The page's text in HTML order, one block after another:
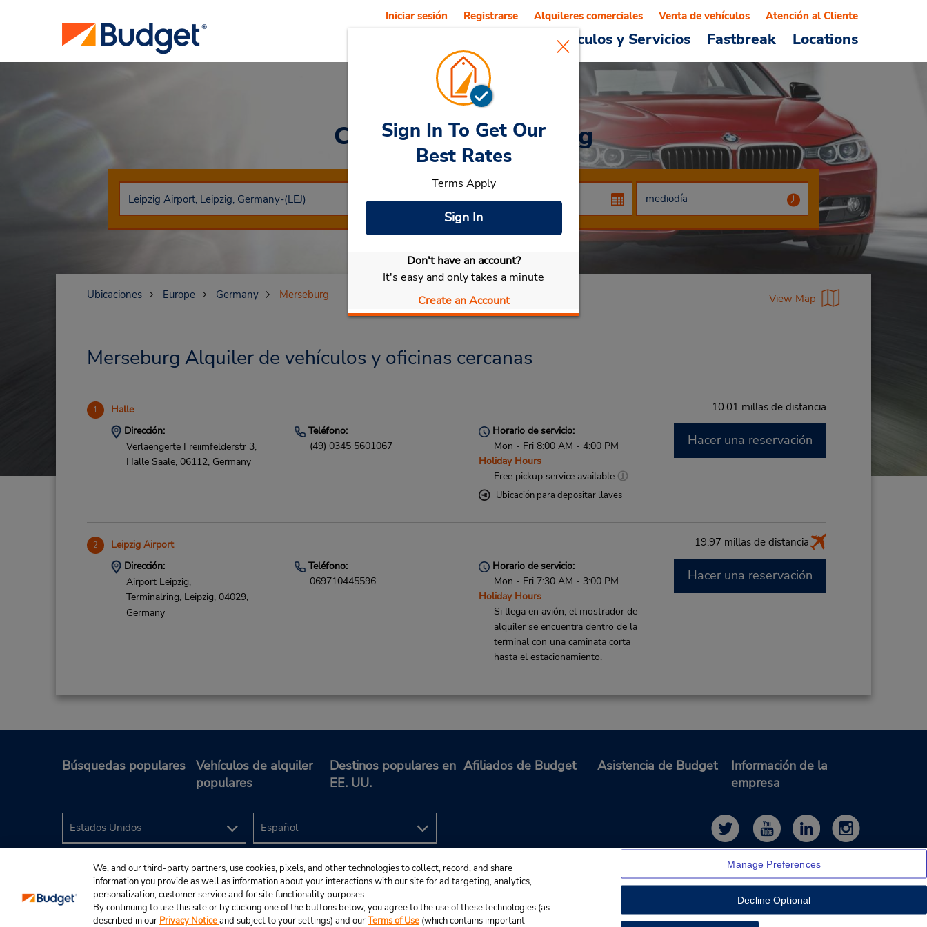
Vehículos y Servicios Fastbreak Locations
Iniciar sesión Registrarse Alquileres comerciales Venta de vehículos Atención al Cliente
Car RentalMerseburg
Seleccionar mi vehículo
Sign In To Get Our
Best Rates
Terms Apply
Sign In
Don't have an account?
It's easy and only takes a minute
Create an Account
Ubicaciones Europe Germany Merseburg View Map
Merseburg Alquiler de vehículos y oficinas cercanas
1 Halle 10.01 millas de distancia
Dirección:
Verlaengerte Freiimfelderstr 3,
Halle Saale, 06112, Germany
Teléfono:
(49) 0345 5601067
Horario de servicio:
Mon - Fri 8:00 AM - 4:00 PM
Holiday Hours
Free pickup service available
Ubicación para depositar llaves
Hacer una reservación
2 Leipzig Airport 19.97 millas de distancia
Dirección:
Airport Leipzig,
Terminalring, Leipzig, 04029,
Germany
Teléfono:
069710445596
Horario de servicio:
Mon - Fri 7:30 AM - 3:00 PM
Holiday Hours
Si llega en avión, el mostrador de
alquiler se encuentra dentro de la
terminal con una caminata corta
hasta el estacionamiento.
Hacer una reservación
Búsquedas populares
Vehículos de alquiler
populares
Destinos populares en
EE. UU.
Afiliados de Budget Asistencia de Budget
Información de la
empresa
We, and our third-party partners, use cookies, pixels, and other technologies to collect, record, and share
information you provide as well as information about your interactions with our site for ad targeting, analytics,
personalization, customer service and for site functionality purposes.
By continuing to use this site or by clicking one of the buttons below, you agree to the use of these technologies (as
described in our Privacy Noticeand subject to your settings) and ourTerms of Use (which contains important
Manage Preferences
Decline Optional